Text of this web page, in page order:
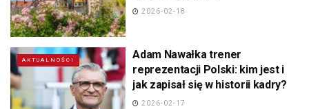
2026-02-18
AKTUALNOŚCI
Adam Nawałka trener
reprezentacji Polski: kim jest i
jak zapisał się w historii kadry?
2026-02-17